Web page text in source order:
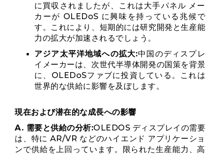
に買収されましたが、これは大手パネル メー
カーが OLEDoS に興味を持っている兆候で
す。これにより、短期的には研究開発と生産能
力の拡大が加速されるでしょう。
アジア太平洋地域への拡大:中国のディスプレ
イメーカーは、次世代半導体開発の国策を背景
に、OLEDoSファブに投資している。これは
世界的な供給に影響を及ぼします。
現在および潜在的な成長への影響
A. 需要と供給の分析:OLEDOS ディスプレイの需要
は、特に AR/VR などのハイエンド アプリケーショ
ンで供給を上回っています。限られた生産能力、高